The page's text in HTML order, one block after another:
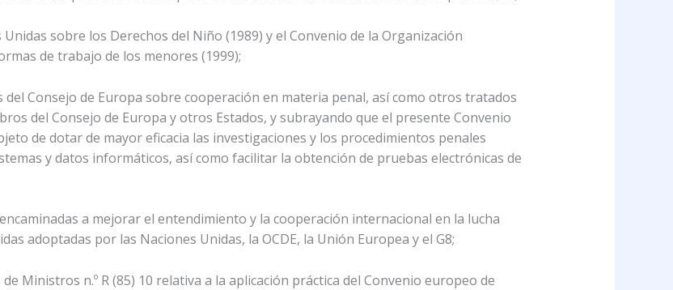
sobre los Derechos del Niño (1989) y el Convenio de la Organización
de trabajo de los menores (1999);
Consejo de Europa sobre cooperación en materia penal, así como otros tratados
del Consejo de Europa y otros Estados, y subrayando que el presente Convenio
de dotar de mayor eficacia las investigaciones y los procedimientos penales
y datos informáticos, así como facilitar la obtención de pruebas electrónicas de
a mejorar el entendimiento y la cooperación internacional en la lucha
adoptadas por las Naciones Unidas, la OCDE, la Unión Europea y el G8;
Ministros n.º R (85) 10 relativa a la aplicación práctica del Convenio europeo de